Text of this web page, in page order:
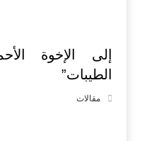
إلى الإخوة
الطيبات”
مقالات